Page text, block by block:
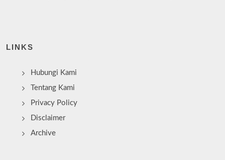
LINKS
Hubungi Kami
Tentang Kami
Privacy Policy
Disclaimer
Archive